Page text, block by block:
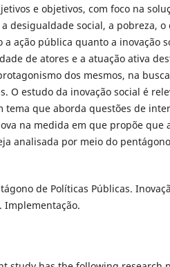
e objetivos, com foco na
desigualdade social, a pobreza, o
a ação pública quanto a inovação
de atores e a atuação ativa
dos mesmos, na
O estudo da inovação social é
tema que aborda questões de
na medida em que propõe que
analisada por meio do
de Políticas Públicas.
Implementação.